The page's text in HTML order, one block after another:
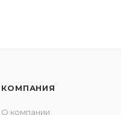
КОМПАНИЯ
О компании